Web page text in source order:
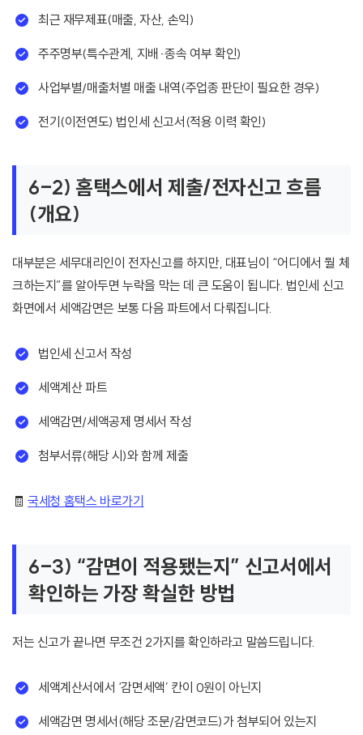
최근 재무제표(매출, 자산, 손익)
주주명부(특수관계, 지배·종속 여부 확인)
사업부별/매출처별 매출 내역(주업종 판단이 필요한 경우)
전기(이전연도) 법인세 신고서(적용 이력 확인)
6-2) 홈택스에서 제출/전자신고 흐름
(개요)
대부분은 세무대리인이 전자신고를 하지만, 대표님이 “어디에서 뭘 체
크하는지”를 알아두면 누락을 막는 데 큰 도움이 됩니다. 법인세 신고
화면에서 세액감면은 보통 다음 파트에서 다뤄집니다.
법인세 신고서 작성
세액계산 파트
세액감면/세액공제 명세서 작성
첨부서류(해당 시)와 함께 제출
🧾국세청 홈택스 바로가기
6-3) “감면이 적용됐는지” 신고서에서
확인하는 가장 확실한 방법
저는 신고가 끝나면 무조건 2가지를 확인하라고 말씀드립니다.
세액계산서에서 ‘감면세액’ 칸이 0원이 아닌지
세액감면 명세서(해당 조문/감면코드)가 첨부되어 있는지